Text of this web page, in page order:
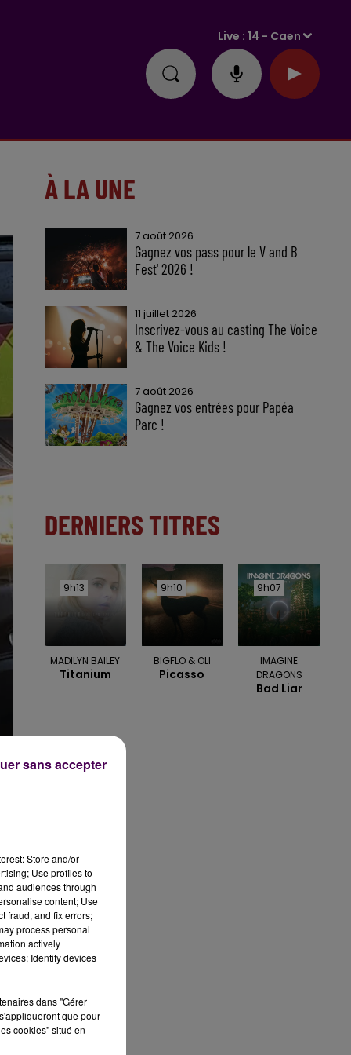
Live :14 - Caen
À LA UNE
7 août 2026
Gagnez vos pass pour le V and B
Fest' 2026 !
11 juillet 2026
Inscrivez-vous au casting The Voice
& The Voice Kids !
7 août 2026
Gagnez vos entrées pour Papéa
Parc !
DERNIERS TITRES
9h13
9h13
MADILYN BAILEY
Titanium
9h10
9h10
BIGFLO & OLI
Picasso
9h07
9h07
IMAGINE
DRAGONS
Bad Liar
Store and/or
Use profiles to
audiences through
content; Use
fraud, and fix errors;
process personal
actively
Identify devices
dans "Gérer
que pour
cookies" situé en
sans accepter